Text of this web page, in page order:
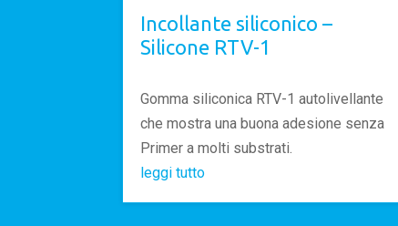
Incollante siliconico –
Silicone RTV-1
Gomma siliconica RTV-1 autolivellante
che mostra una buona adesione senza
Primer a molti substrati.
leggi tutto